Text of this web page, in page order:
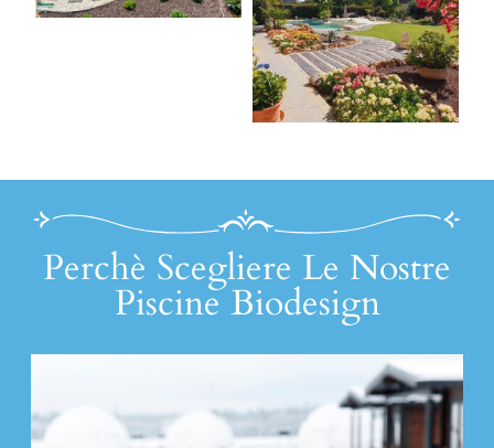
Perchè Scegliere Le Nostre
Piscine Biodesign